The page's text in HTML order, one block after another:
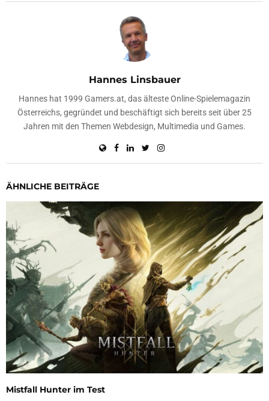
Hannes Linsbauer
Hannes hat 1999 Gamers.at, das älteste Online-Spielemagazin
Österreichs, gegründet und beschäftigt sich bereits seit über 25
Jahren mit den Themen Webdesign, Multimedia und Games.
ÄHNLICHE BEITRÄGE
Mistfall Hunter im Test